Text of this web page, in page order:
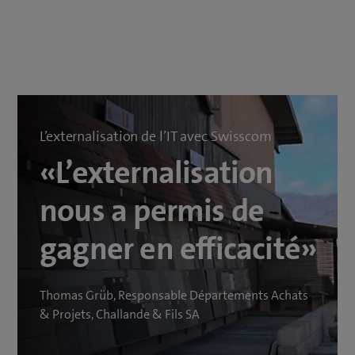
L’externalisation de l’IT avec Swisscom
«L’externalisation
nous a permis de
gagner en efficacité»
Thomas Grüb, Responsable Départements Achats
& Projets, Challande & Fils SA